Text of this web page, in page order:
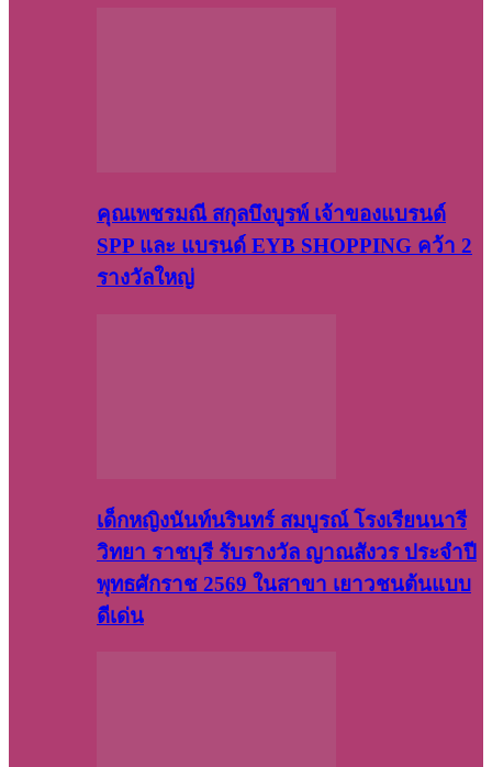
คุณเพชรมณี สกุลบึงบูรพ์ เจ้าของแบรนด์
SPP และ แบรนด์ EYB SHOPPING คว้า 2
รางวัลใหญ่
เด็กหญิงนันท์นรินทร์ สมบูรณ์ โรงเรียนนารี
วิทยา ราชบุรี รับรางวัล ญาณสังวร ประจำปี
พุทธศักราช 2569 ในสาขา เยาวชนต้นแบบ
ดีเด่น